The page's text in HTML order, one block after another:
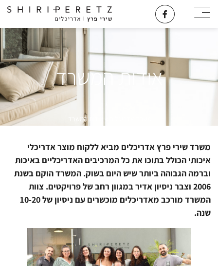
אודות המשרד
אודות המשרד
משרד שירי פרץ אדריכלים מביא ללקוח מוצר אדריכלי
איכותי הכולל בתוכו את כל המרכיבים האדריכליים באיכות
וברמה הגבוהה ביותר שיש היום בשוק. המשרד הוקם בשנת
2006 וצבר ניסיון אדיר במגוון רחב של פרויקטים. צוות
המשרד מורכב מאדריכלים מוכשרים עם ניסיון של 10-20
שנה.